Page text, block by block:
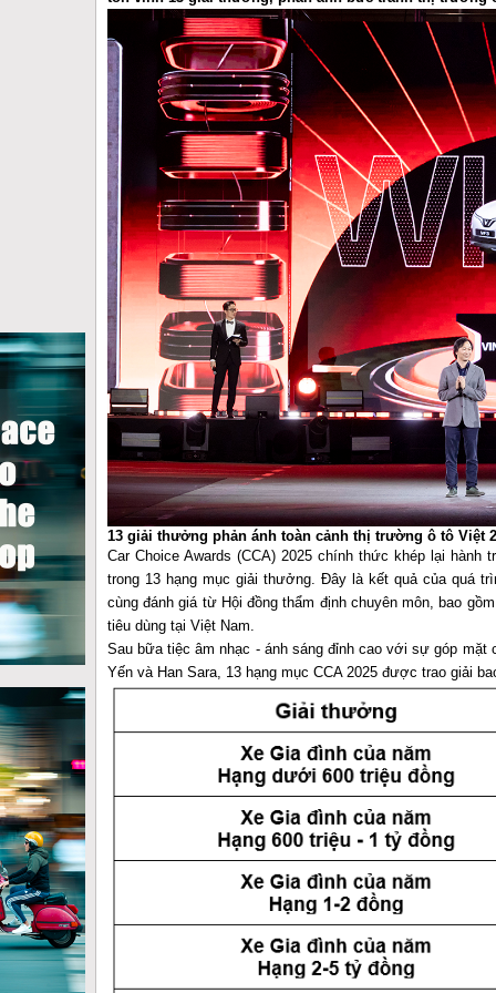
13 giải thưởng phản ánh toàn cảnh thị trường ô tô Việt
Car Choice Awards (CCA) 2025 chính thức khép lại
trong 13 hạng mục giải thưởng. Đây là kết quả của quá
cùng đánh giá từ Hội đồng thẩm định chuyên môn, bao
tiêu dùng tại Việt Nam.
Sau bữa tiệc âm nhạc - ánh sáng đỉnh cao với sự góp mặt
Yến và Han Sara, 13 hạng mục CCA 2025 được trao giải